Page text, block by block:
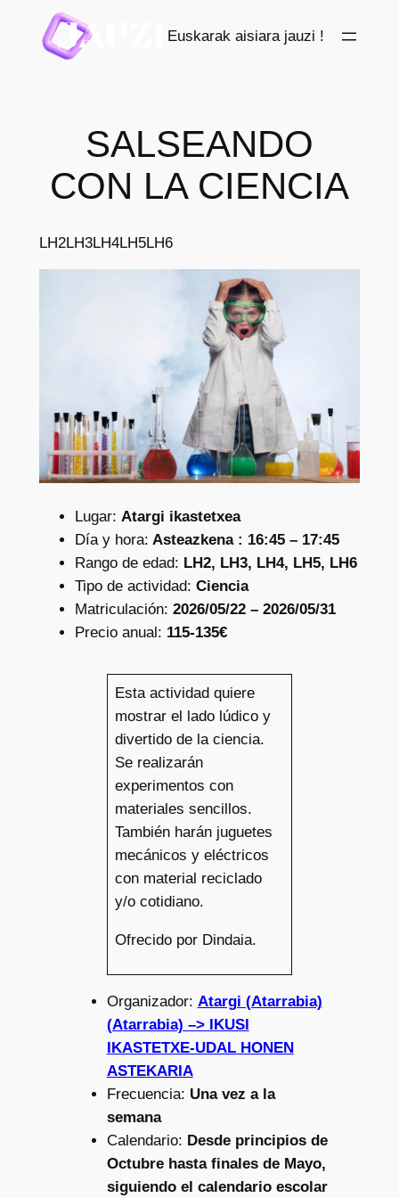
contenido
Euskarak aisiara jauzi !
SALSEANDO
CON LA CIENCIA
LH2LH3LH4LH5LH6
Lugar: Atargi ikastetxea
Día y hora: Asteazkena : 16:45 – 17:45
Rango de edad: LH2, LH3, LH4, LH5, LH6
Tipo de actividad: Ciencia
Matriculación: 2026/05/22 – 2026/05/31
Precio anual: 115-135€
Esta actividad quiere
mostrar el lado lúdico y
divertido de la ciencia.
Se realizarán
experimentos con
materiales sencillos.
También harán juguetes
mecánicos y eléctricos
con material reciclado
y/o cotidiano.
Ofrecido por Dindaia.
Organizador: Atargi (Atarrabia)
(Atarrabia) –> IKUSI
IKASTETXE-UDAL HONEN
ASTEKARIA
Frecuencia: Una vez a la
semana
Calendario: Desde principios de
Octubre hasta finales de Mayo,
siguiendo el calendario escolar